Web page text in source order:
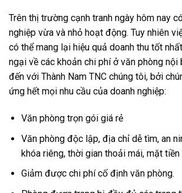
Trên thị trường cạnh tranh ngày hôm nay
nghiệp vừa và nhỏ hoạt động. Tuy nhiên
có thể mang lại hiệu quả doanh thu tốt
ngại về các khoản chi phí ở văn phòng nội
đến với Thành Nam TNC chúng tôi, bởi
ứng hết mọi nhu cầu của doanh nghiệp:
Văn phòng trọn gói giá rẻ
Văn phòng độc lập, địa chỉ dễ tìm, an
khóa riêng, thời gian thoải mái, mặt
Giảm được chi phí cố định văn phòng.